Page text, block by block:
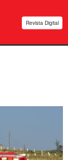
Revista Digital